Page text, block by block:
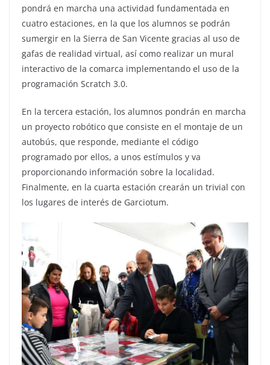
pondrá en marcha una actividad fundamentada en
cuatro estaciones, en la que los alumnos se podrán
sumergir en la Sierra de San Vicente gracias al uso de
gafas de realidad virtual, así como realizar un mural
interactivo de la comarca implementando el uso de la
programación Scratch 3.0.
En la tercera estación, los alumnos pondrán en marcha
un proyecto robótico que consiste en el montaje de un
autobús, que responde, mediante el código
programado por ellos, a unos estímulos y va
proporcionando información sobre la localidad.
Finalmente, en la cuarta estación crearán un trivial con
los lugares de interés de Garciotum.